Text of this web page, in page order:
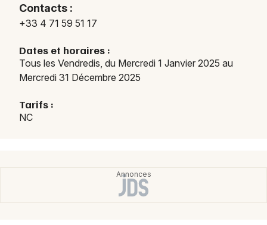
Sorties & loisirs
Marchés en Auvergne-Rhône-Alpes
Actus en Haute-Loire
Contacts :
+33 4 71 59 51 17
Dates et horaires :
Tous les Vendredis, du Mercredi 1 Janvier 2025 au
Mercredi 31 Décembre 2025
Tarifs :
NC